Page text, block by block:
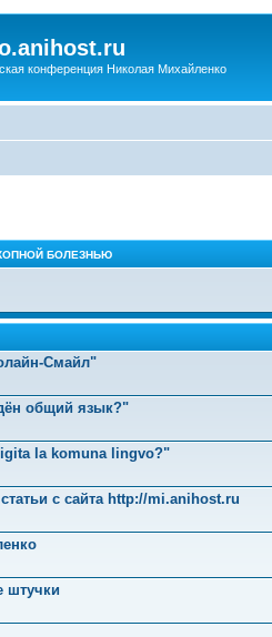
конференция Николая Михайленко
БОЛЕЗНЬЮ
Смайл"
общий язык?"
la komuna lingvo?"
с сайта http://mi.anihost.ru
штучки